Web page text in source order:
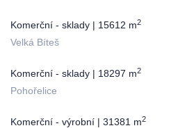
Komerční - sklady | 15612 m2
Velká Bíteš
Komerční - sklady | 18297 m2
Pohořelice
Komerční - výrobní | 31381 m2